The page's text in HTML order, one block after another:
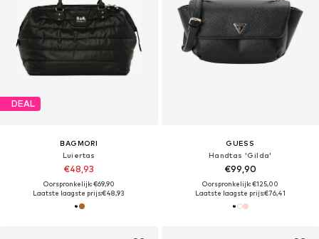
DEAL
BAGMORI
Luiertas
€48,93
Oorspronkelijk: €69,90
Laatste laagste prijs:€48,93
GUESS
Handtas 'Gilda'
€99,90
Oorspronkelijk: €125,00
Laatste laagste prijs:€76,41